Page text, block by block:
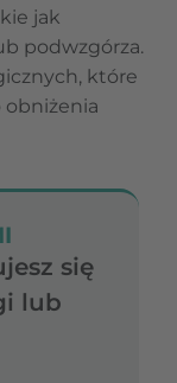
jak
podwzgórza.
które
się
lub